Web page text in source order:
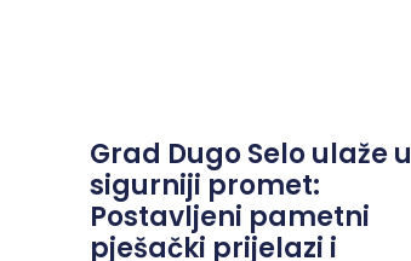
Grad Dugo Selo ulaže u
sigurniji promet:
Postavljeni pametni
pješački prijelazi i